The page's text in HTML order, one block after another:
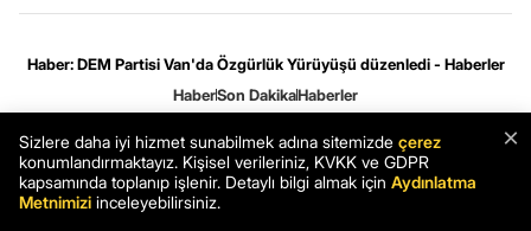
Haber: DEM Partisi Van'da Özgürlük Yürüyüşü düzenledi - Haberler
HaberSon DakikaHaberler
Gizlilik ve çerez ayarları [Hata Bildir]06.08.2026 22:10:14 #7.12# .HCFOK.×
Sizlere daha iyi hizmet sunabilmek adına sitemizde çerez
konumlandırmaktayız. Kişisel verileriniz, KVKK ve GDPR
kapsamında toplanıp işlenir. Detaylı bilgi almak için Aydınlatma
Metnimizi inceleyebilirsiniz.